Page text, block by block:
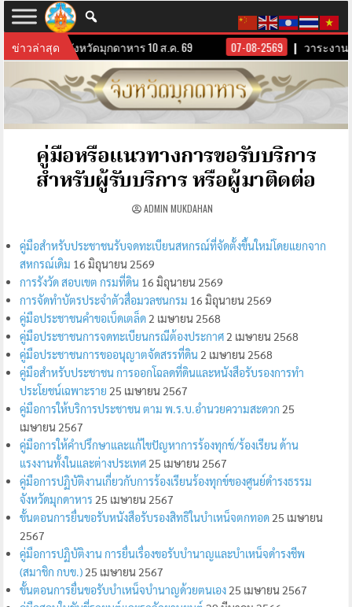
ข่าวล่าสุด
งานผู้บริหารจังหวัดมุกดาหาร 10 ส.ค. 69 07-08-2569 วาระงาน
คู่มือหรือแนวทางการขอรับบริการ
สำหรับผู้รับบริการ หรือผู้มาติดต่อ
ADMIN MUKDAHAN
คู่มือสำหรับประชาชนรับจดทะเบียนสหกรณ์ที่จัดตั้งขึ้นใหม่โดยแยกจาก
สหกรณ์เดิม 16 มิถุนายน 2569
การรังวัด สอบเขต กรมที่ดิน 16 มิถุนายน 2569
การจัดทำบัตรประจำตัวสื่อมวลชนกรม 16 มิถุนายน 2569
คู่มือประชาชนคำขอเบ็ดเตล็ด2 เมษายน 2568
คู่มือประชาชนการจดทะเบียนกรณีต้องประกาศ2 เมษายน 2568
คู่มือประชาชนการขออนุญาตจัดสรรที่ดิน2 เมษายน 2568
คู่มือสำหรับประชาชน การออกโฉลดที่ดินและหนังสือรับรองการทำ
ประโยชน์เฉพาะราย 25 เมษายน 2567
คู่มือการให้บริการประชาชน ตาม พ.ร.บ.อำนวยความสะดวก 25
เมษายน 2567
คู่มือการให้คำปรึกษาและแก้ไขปัญหาการร้องทุกข์/ร้องเรียน ด้าน
แรงงานทั้งในและต่างประเทศ25 เมษายน 2567
คู่มือการปฏิบัติงานเกี่ยวกับการร้องเรียนร้องทุกข์ของศูนย์ดำรงธรรม
จังหวัดมุกดาหาร 25 เมษายน 2567
ขั้นตอนการยื่นขอรับหนังสือรับรองสิทธิในบำเหน็จตกทอด25 เมษายน
2567
คู่มือการปฏิบัติงาน การยื่นเรื่องขอรับบำนาญและบำเหน็จดำรงชีพ
(สมาชิก กบข.)25 เมษายน 2567
ขั้นตอนการยื่นขอรับบำเหน็จบำนาญด้วยตนเอง25 เมษายน 2567